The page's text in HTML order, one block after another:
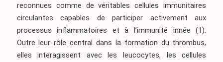
reconnues comme de véritables cellules immunitaires
circulantes capables de participer activement aux
processus inflammatoires et à l’immunité innée(1).
Outre leur rôle central dans la formation du thrombus,
elles interagissent avec les leucocytes, les cellules